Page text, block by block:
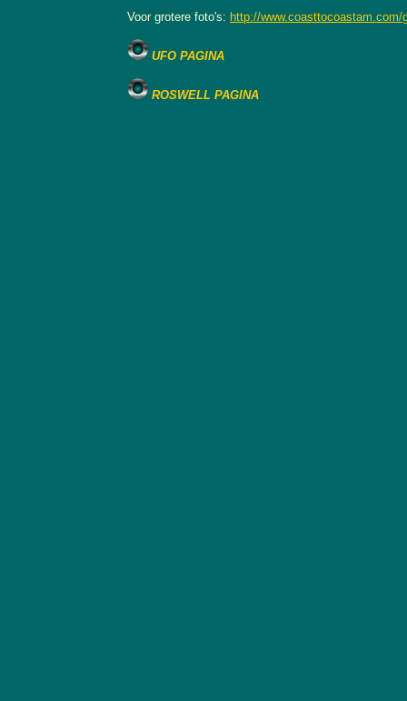
Voor grotere foto's: http://www.coasttocoastam.com/
UFO PAGINA
ROSWELL PAGINA